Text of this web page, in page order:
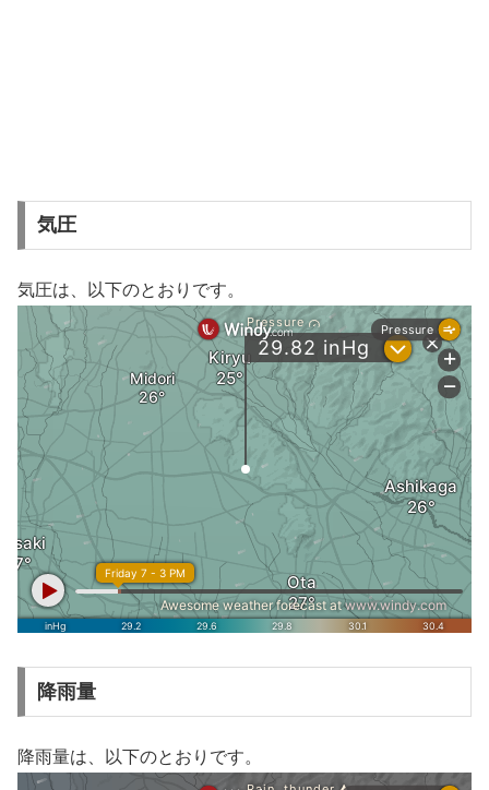
気圧
気圧は、以下のとおりです。
降雨量
降雨量は、以下のとおりです。